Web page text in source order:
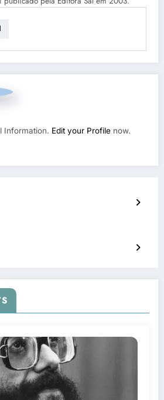
Information. Edit your Profile now.